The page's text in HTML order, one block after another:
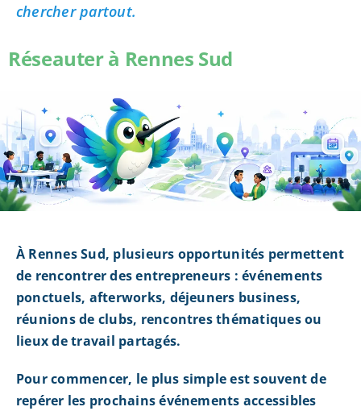
chercher partout.
Réseauter à Rennes Sud
À Rennes Sud, plusieurs opportunités permettent
de rencontrer des entrepreneurs : événements
ponctuels, afterworks, déjeuners business,
réunions de clubs, rencontres thématiques ou
lieux de travail partagés.
Pour commencer, le plus simple est souvent de
repérer les prochains événements accessibles